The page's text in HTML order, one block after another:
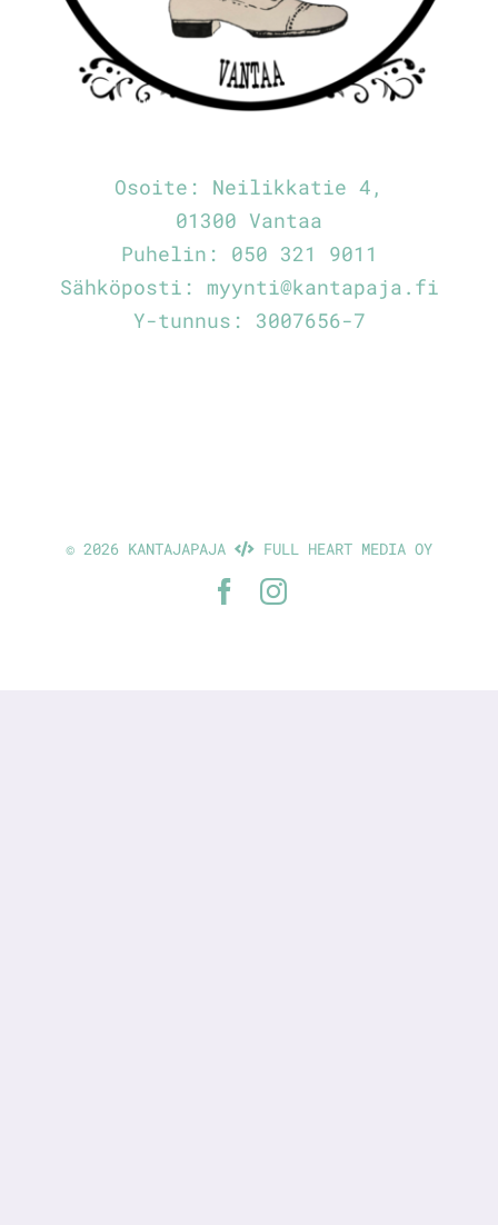
Osoite: Neilikkatie 4,
01300 Vantaa
Puhelin: 050 321 9011
Sähköposti: myynti@kantapaja.fi
Y-tunnus: 3007656-7
© 2026 KANTAJAPAJA FULL HEART MEDIA OY
Facebook
Instagram